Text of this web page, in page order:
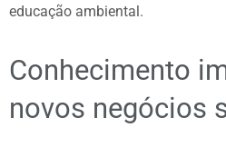
educação ambiental.
Conhecimento
novos negócios